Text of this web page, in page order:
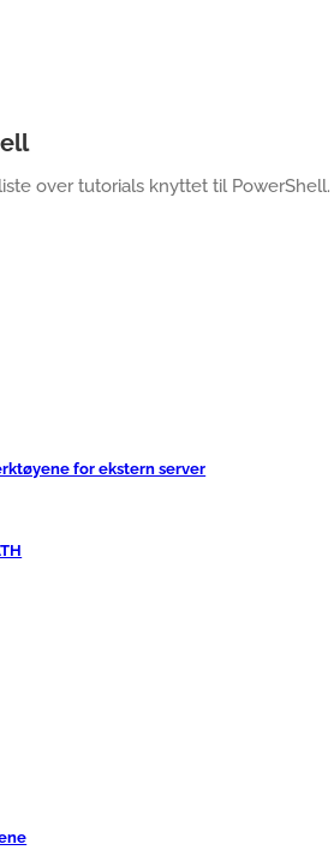
over tutorials knyttet til PowerShell.
for ekstern server